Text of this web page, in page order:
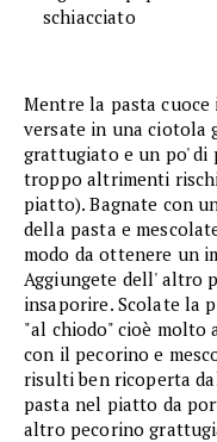
schiacciato
Mentre la pasta cuoce
versate in una ciotola
grattugiato e un po' di
troppo altrimenti
piatto). Bagnate con
della pasta e
modo da ottenere un
Aggiungete dell' altro
insaporire. Scolate la
"al chiodo" cioè molto
con il pecorino e
risulti ben ricoperta
pasta nel piatto da
altro pecorino